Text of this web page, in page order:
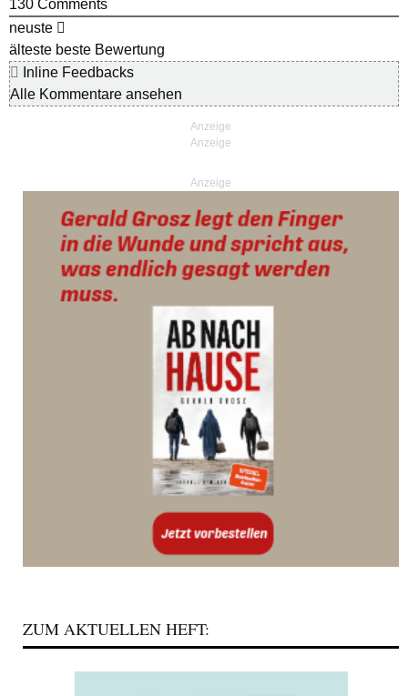
130 Comments
neuste
älteste beste Bewertung
Inline Feedbacks
Alle Kommentare ansehen
Anzeige
ZUM AKTUELLEN HEFT: